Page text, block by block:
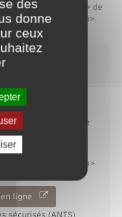
span> de
de conduire</span>.
de permis de
la-
a>
en ligne
des
donne
ceux